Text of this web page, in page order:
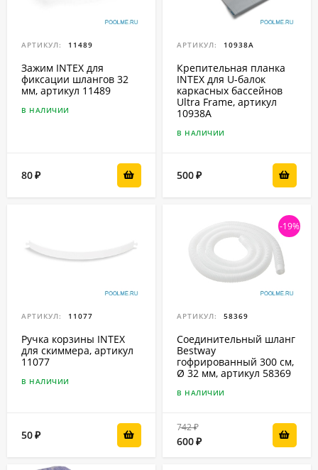
АРТИКУЛ: 11489
Зажим INTEX для
фиксации шлангов 32
мм, артикул 11489
В НАЛИЧИИ
80₽
АРТИКУЛ: 10938А
Крепительная планка
INTEX для U-балок
каркасных бассейнов
Ultra Frame, артикул
10938А
В НАЛИЧИИ
500₽
АРТИКУЛ: 11077
Ручка корзины INTEX
для скиммера, артикул
11077
В НАЛИЧИИ
50₽
-19%
АРТИКУЛ: 58369
Соединительный шланг
Bestway
гофрированный 300 см,
Ø 32 мм, артикул 58369
В НАЛИЧИИ
742 ₽
600₽